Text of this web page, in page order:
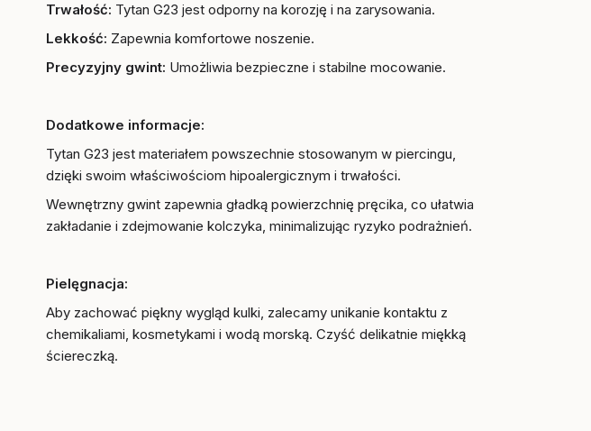
Trwałość: Tytan G23 jest odporny na korozję i na zarysowania.
Lekkość: Zapewnia komfortowe noszenie.
Precyzyjny gwint: Umożliwia bezpieczne i stabilne mocowanie.
Dodatkowe informacje:
Tytan G23 jest materiałem powszechnie stosowanym w piercingu,
dzięki swoim właściwościom hipoalergicznym i trwałości.
Wewnętrzny gwint zapewnia gładką powierzchnię pręcika, co ułatwia
zakładanie i zdejmowanie kolczyka, minimalizując ryzyko podrażnień.
Pielęgnacja:
Aby zachować piękny wygląd kulki, zalecamy unikanie kontaktu z
chemikaliami, kosmetykami i wodą morską. Czyść delikatnie miękką
ściereczką.